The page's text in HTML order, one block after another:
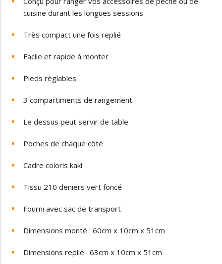
cuisine durant les longues sessions
Très compact une fois replié
Facile et rapide à monter
Pieds réglables
3 compartiments de rangement
Le dessus peut servir de table
Poches de chaque côté
Cadre coloris kaki
Tissu 210 deniers vert foncé
Fourni avec sac de transport
Dimensions monté : 60cm x 10cm x 51cm
Dimensions replié : 63cm x 10cm x 51cm